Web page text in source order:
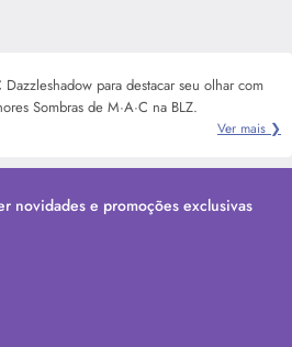
para destacar seu olhar com
Sombras de M·A·C na BLZ.
Ver mais ❯
novidades e promoções exclusivas